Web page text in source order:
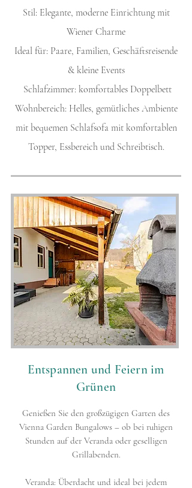
Stil: Elegante, moderne Einrichtung mit
Wiener Charme
Ideal für: Paare, Familien, Geschäftsreisende
& kleine Events
Schlafzimmer: komfortables Doppelbett
Wohnbereich: Helles, gemütliches Ambiente
mit bequemen Schlafsofa mit komfortablen
Topper, Essbereich und Schreibtisch.
​Genießen Sie den großzügigen Garten des
Vienna Garden Bungalows – ob bei ruhigen
Stunden auf der Veranda oder geselligen
Grillabenden.
Veranda: Überdacht und ideal bei jedem
Entspannen und Feiern im
Grünen